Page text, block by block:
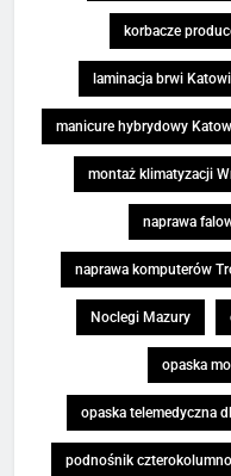
korbacze
laminacja brwi
manicure hybrydowy
montaż klimatyzacji
naprawa
naprawa komputerów
Noclegi Mazury
opaska
opaska telemedyczna
podnośnik